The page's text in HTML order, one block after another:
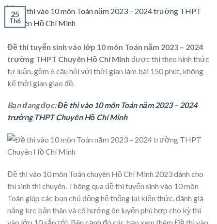
25
Th6
Đề thi tuyển sinh vào lớp 10 môn Toán năm 2023 – 2024
trường THPT Chuyên Hồ Chí Minh được thi theo hình thức
tự luận, gồm 6 câu hỏi với thời gian làm bài 150 phút, không
kể thời gian giao đề.
Bạn đang đọc:Đề thi vào 10 môn Toán năm 2023 – 2024
trường THPT Chuyên Hồ Chí Minh
Đề thi vào 10 môn Toán chuyên Hồ Chí Minh 2023 dành cho
thí sinh thi chuyên. Thông qua đề thi tuyển sinh vào 10 môn
Toán giúp các bạn chủ động hệ thống lại kiến thức, đánh giá
năng lực bản thân và có hướng ôn luyện phù hợp cho kỳ thi